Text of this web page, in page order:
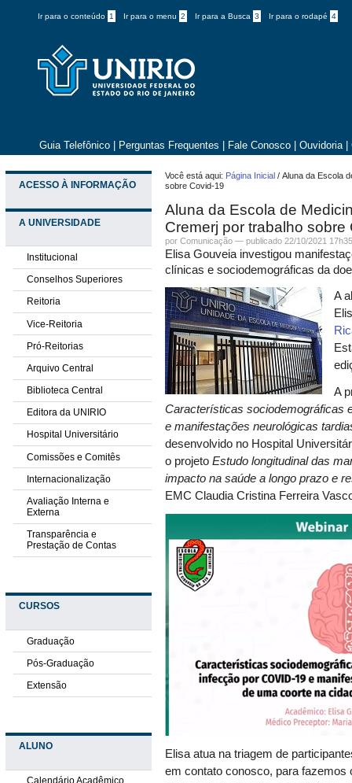
Ir para o conteúdo 1 Ir para o menu 2 Ir para a Busca 3 Ir para o rodapé 4
Guia Telefônico Perguntas Frequentes Fale Conosco Ouvidoria
ACESSO À INFORMAÇÃO
A UNIVERSIDADE
Institucional
Conselhos Superiores
Reitoria
Vice-Reitoria
Pró-Reitorias
Arquivo Central
Biblioteca Central
Editora da UNIRIO
Hospital Universitário
Comissões e Comitês
Internacionalização
Avaliação Interna e
Externa
Transparência e
Prestação de Contas
CURSOS
Graduação
Pós-Graduação
Extensão
ALUNO
Você está aqui: Página Inicial /Aluna da Escola
sobre Covid-19
Aluna da Escola de
Cremerj por trabalho sobre
porComunicação —publicado 22/10/2021
Elisa Gouveia investigou
clínicas e sociodemográficas da
A
A
Características sociodemográficas
e manifestações neurológicas
desenvolvido no Hospital
o projetoEstudo longitudinal das
impacto na saúde a longo prazo e
EMC Claudia Cristina Ferreira
Elisa atua na triagem de
em contato conosco, para